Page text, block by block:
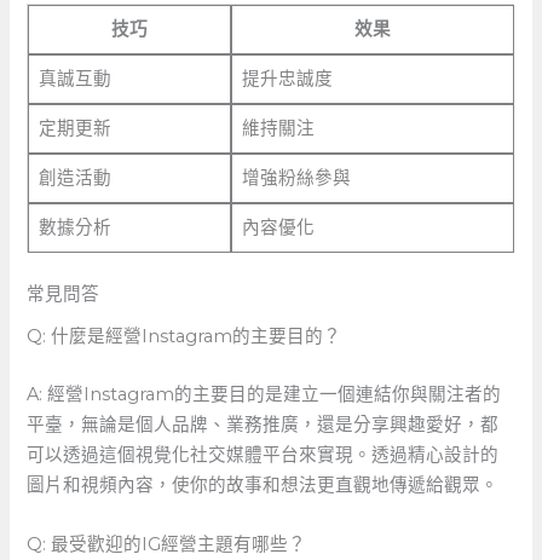
技巧 效果
真誠互動 提升忠誠度
定期更新 維持關注
創造活動 增強粉絲參與
數據分析 內容優化
常見問答
Q: 什麼是經營Instagram的主要目的？
A: 經營Instagram的主要目的是建立一個連結你與關注者的
平臺，無論是個人品牌、業務推廣，還是分享興趣愛好，都
可以透過這個視覺化社交媒體平台來實現。透過精心設計的
圖片和視頻內容，使你的故事和想法更直觀地傳遞給觀眾。
Q: 最受歡迎的IG經營主題有哪些？